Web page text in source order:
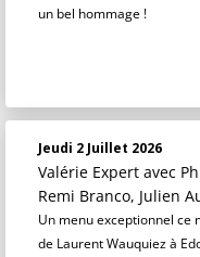
un bel hommage !
Jeudi 2 Juillet 2026
Valérie Expert avec
Remi Branco, Julien
Un menu exceptionnel ce
de Laurent Wauquiez à